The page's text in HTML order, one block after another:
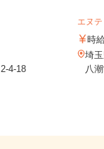
4-18
エヌ
時
埼
八